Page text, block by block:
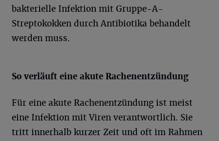
bakterielle Infektion mit Gruppe-A-
Streptokokken durch Antibiotika behandelt
werden muss.
So verläuft eine akute Rachenentzündung
Für eine akute Rachenentzündung ist meist
eine Infektion mit Viren verantwortlich. Sie
tritt innerhalb kurzer Zeit und oft im Rahmen